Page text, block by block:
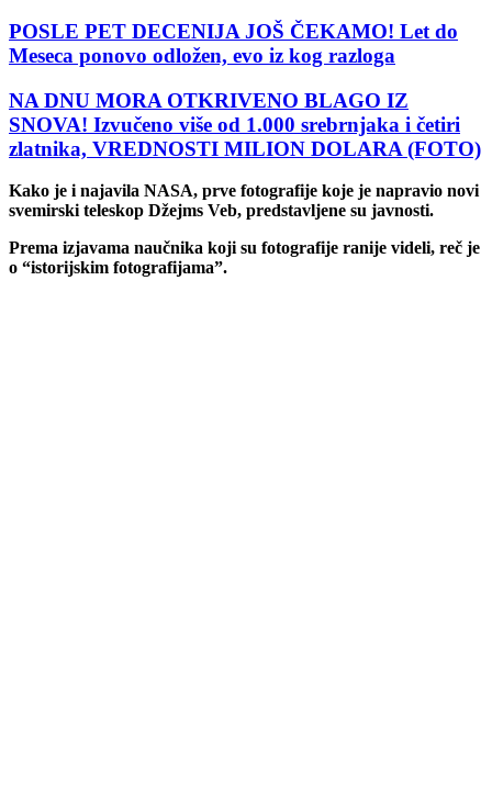
POSLE PET DECENIJA JOŠ ČEKAMO! Let do
Meseca ponovo odložen, evo iz kog razloga
NA DNU MORA OTKRIVENO BLAGO IZ
SNOVA! Izvučeno više od 1.000 srebrnjaka i četiri
zlatnika, VREDNOSTI MILION DOLARA (FOTO)
Kako je i najavila NASA, prve fotografije koje je napravio novi
svemirski teleskop Džejms Veb, predstavljene su javnosti.
Prema izjavama naučnika koji su fotografije ranije videli, reč je
o “istorijskim fotografijama”.